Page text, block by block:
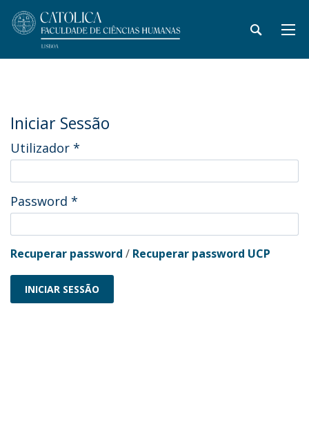
Iniciar Sessão
Utilizador *
Password *
Recuperar password / Recuperar password UCP
INICIAR SESSÃO